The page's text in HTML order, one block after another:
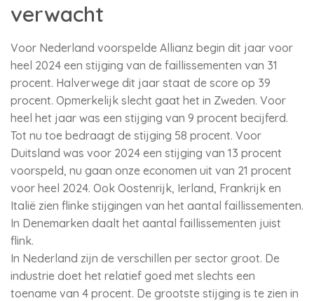
verwacht
Voor Nederland voorspelde Allianz begin dit jaar voor
heel 2024 een stijging van de faillissementen van 31
procent. Halverwege dit jaar staat de score op 39
procent. Opmerkelijk slecht gaat het in Zweden. Voor
heel het jaar was een stijging van 9 procent becijferd.
Tot nu toe bedraagt de stijging 58 procent. Voor
Duitsland was voor 2024 een stijging van 13 procent
voorspeld, nu gaan onze economen uit van 21 procent
voor heel 2024. Ook Oostenrijk, Ierland, Frankrijk en
Italië zien flinke stijgingen van het aantal faillissementen.
In Denemarken daalt het aantal faillissementen juist
flink.
In Nederland zijn de verschillen per sector groot. De
industrie doet het relatief goed met slechts een
toename van 4 procent. De grootste stijging is te zien in